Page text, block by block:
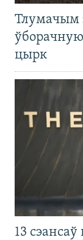
Тлумачым
ўборачную
цырк
13